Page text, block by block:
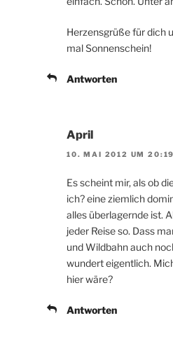
Herzensgrüße für dich
mal Sonnenschein!
Antworten
April
10. MAI 2012 UM 20:19
Es scheint mir, als ob
ich? eine ziemlich
alles überlagernde ist.
jeder Reise so. Dass
und Wildbahn auch
wundert eigentlich.
hier wäre?
Antworten